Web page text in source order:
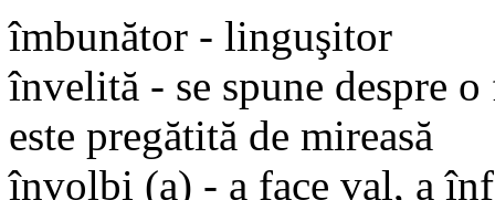
îmbunător - linguşitor
învelită - se spune despre
este pregătită de mireasă
învolbi (a) - a face val, a